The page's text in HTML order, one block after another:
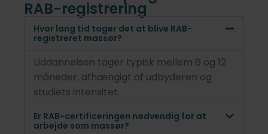
RAB-registrering
Hvor lang tid tager det at blive RAB-
registreret massør?
Uddannelsen tager typisk mellem 6 og 12
måneder, afhængigt af udbyderen og
studiets intensitet.
Er RAB-certificeringen nødvendig for at
arbejde som massør?